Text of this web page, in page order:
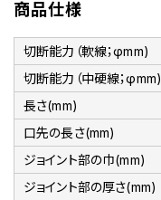
商品仕様
切断能力（軟線；φmm)
切断能力（中硬線；φmm)
長さ(mm)
口先の長さ(mm)
ジョイント部の巾(mm)
ジョイント部の厚さ(mm)